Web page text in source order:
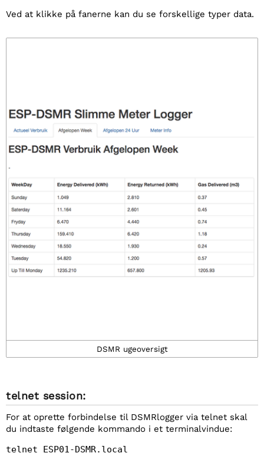
Ved at klikke på fanerne kan du se forskellige typer data.
DSMR ugeoversigt
telnet session:
For at oprette forbindelse til DSMRlogger via telnet skal
du indtaste følgende kommando i et terminalvindue:
telnet ESP01-DSMR.local